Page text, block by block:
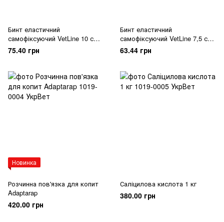
Бинт еластичний
самофіксуючий VetLine 10 см х
4.5 м
75.40 грн
Бинт еластичний
самофіксуючий VetLine 7,5 см
х 4.5 м
63.44 грн
Новинка
Розчинна пов'язка для копит
Adaptarap
420.00 грн
Саліцилова кислота 1 кг
380.00 грн